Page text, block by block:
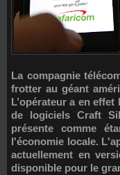
La compagnie télécoms leader au Kenya, Safaricom, va se
frotter au géant
L’opérateur a en
de logiciels Craft
présente comme
l'économie locale.
actuellement en
disponible pour le